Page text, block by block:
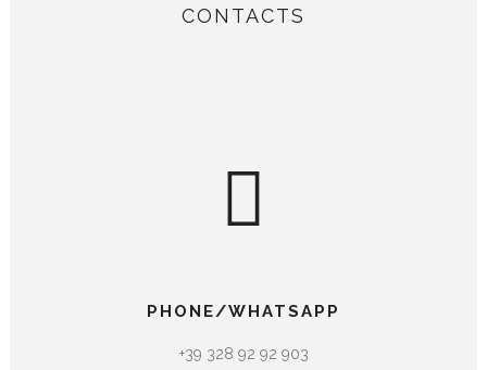
CONTACTS
PHONE/WHATSAPP
+39 328 92 92 903